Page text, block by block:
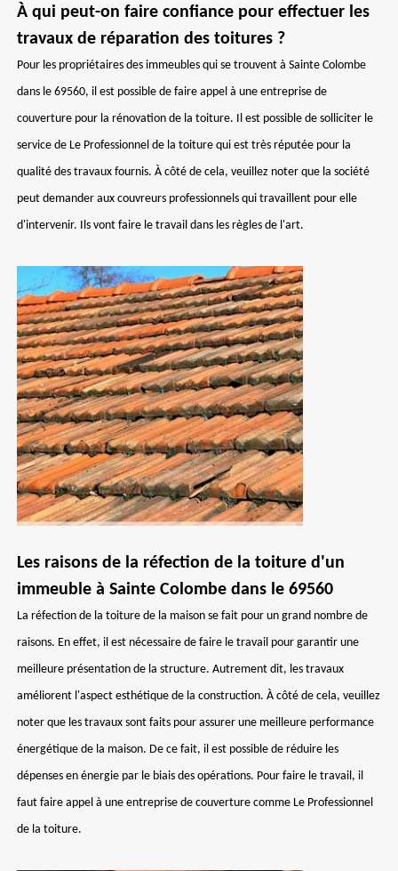
À qui peut-on faire confiance pour effectuer les
travaux de réparation des toitures ?
Pour les propriétaires des immeubles qui se trouvent à Sainte Colombe
dans le 69560, il est possible de faire appel à une entreprise de
couverture pour la rénovation de la toiture. Il est possible de solliciter le
service de Le Professionnel de la toiture qui est très réputée pour la
qualité des travaux fournis. À côté de cela, veuillez noter que la société
peut demander aux couvreurs professionnels qui travaillent pour elle
d'intervenir. Ils vont faire le travail dans les règles de l'art.
Les raisons de la réfection de la toiture d'un
immeuble à Sainte Colombe dans le 69560
La réfection de la toiture de la maison se fait pour un grand nombre de
raisons. En effet, il est nécessaire de faire le travail pour garantir une
meilleure présentation de la structure. Autrement dit, les travaux
améliorent l'aspect esthétique de la construction. À côté de cela, veuillez
noter que les travaux sont faits pour assurer une meilleure performance
énergétique de la maison. De ce fait, il est possible de réduire les
dépenses en énergie par le biais des opérations. Pour faire le travail, il
faut faire appel à une entreprise de couverture comme Le Professionnel
de la toiture.